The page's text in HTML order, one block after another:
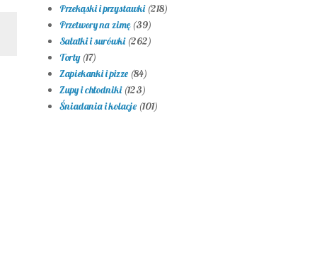
Przekąski i przystawki (218)
Przetwory na zimę (39)
Sałatki i surówki (262)
Torty (17)
Zapiekanki i pizze (84)
Zupy i chłodniki (123)
Śniadania i kolacje (101)